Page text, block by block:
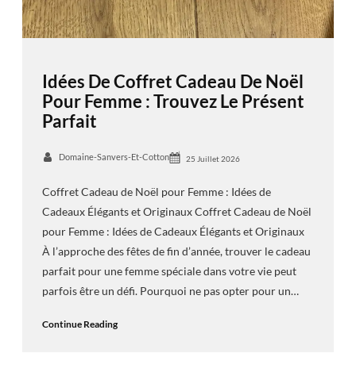
Idées De Coffret Cadeau De Noël
Pour Femme : Trouvez Le Présent
Parfait
Domaine-Sanvers-Et-Cotton 25 Juillet 2026
Coffret Cadeau de Noël pour Femme : Idées de
Cadeaux Élégants et Originaux Coffret Cadeau de Noël
pour Femme : Idées de Cadeaux Élégants et Originaux
À l’approche des fêtes de fin d’année, trouver le cadeau
parfait pour une femme spéciale dans votre vie peut
parfois être un défi. Pourquoi ne pas opter pour un…
Continue Reading